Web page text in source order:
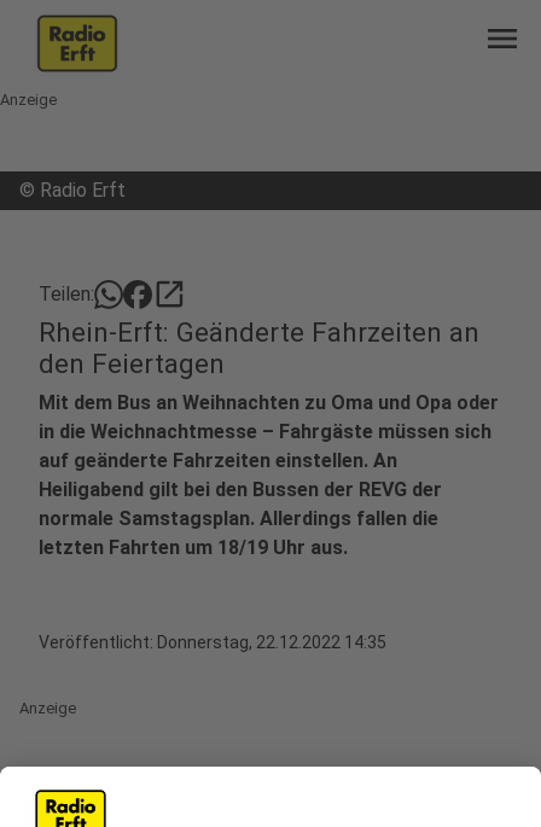
menu
Anzeige
© Radio Erft
Teilen: open_in_new
Rhein-Erft: Geänderte Fahrzeiten an
den Feiertagen
Mit dem Bus an Weihnachten zu Oma und Opa oder
in die Weichnachtmesse – Fahrgäste müssen sich
auf geänderte Fahrzeiten einstellen. An
Heiligabend gilt bei den Bussen der REVG der
normale Samstagsplan. Allerdings fallen die
letzten Fahrten um 18/19 Uhr aus.
Veröffentlicht: Donnerstag, 22.12.2022 14:35
Anzeige
An den Weihnachtsfeiertagen und an Neujahr fahren